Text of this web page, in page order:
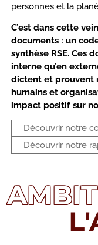
personnes et la
C’est dans cette
documents : un
synthèse RSE. Ces
interne qu’en
dictent et prouvent
humains et
impact positif sur
Découvrir notre
Découvrir notre